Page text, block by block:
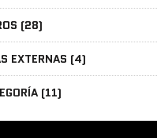
(28)
EXTERNAS (4)
(11)